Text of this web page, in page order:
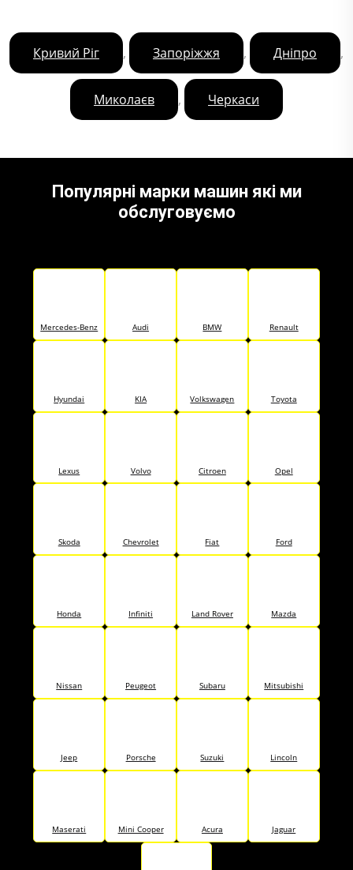
Кривий Ріг , Запоріжжя , Дніпро ,
Миколаєв , Черкаси
Популярні марки машин які ми
обслуговуємо
Mercedes-Benz Audi BMW Renault
Hyundai KIA Volkswagen Toyota
Lexus Volvo Citroen Opel
Skoda Chevrolet Fiat Ford
Honda Infiniti Land Rover Mazda
Nissan Peugeot Subaru Mitsubishi
Jeep Porsche Suzuki Lincoln
Maserati Mini Cooper Acura Jaguar